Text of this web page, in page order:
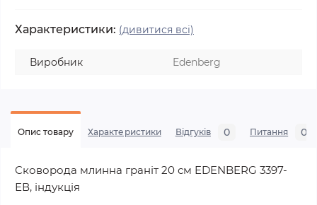
Характеристики: (дивитися всі)
Виробник Edenberg
Опис товару Характеристики Відгуків 0 Питання 0
Сковорода млинна граніт 20 см EDENBERG 3397-
ЕВ, індукція